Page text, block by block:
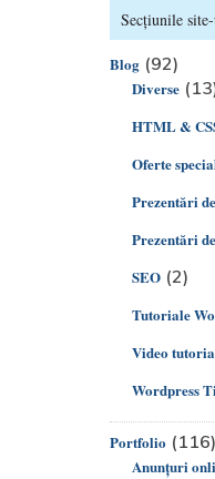
Secțiunile
Blog (92)
Diverse
HTML &
Oferte
Prezentări
Prezentări
SEO (2)
Tutoriale
Video
Wordpress
Portfolio (116)
Anunțuri